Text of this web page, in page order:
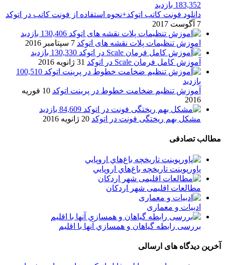
183,352 بازدید
دانلود فونت کاتب اتوکد+نحوه استفاده از فونت کاتب در اتوکد
7 آگوست 2017
130,406 بازدید
اموزش تنظیمات پلات نقشه های اتوکد 7 سپتامبر 2016
130,330 بازدید
آموزش کامل فرمان Scale در اتوکد
31 ژانویه 2016
100,510
بازدید
آموزش تنظیم ضخامت خطوط در پرینت اتوکد
10 فوریه
2016
84,609 بازدید
مشکل بهم ریختگی فونت در اتوکد 20 ژانویه 2016
مطالب تصادفی
پاورپوینت تاريخچه باغ‌هاي اروپايي
مطالعات اقلیمی شهر اردکان
ادبیات و معماری
بررسی رابطه گياهان و همسازي آنها با اقليم
آخرین دیدگاه های ارسالی